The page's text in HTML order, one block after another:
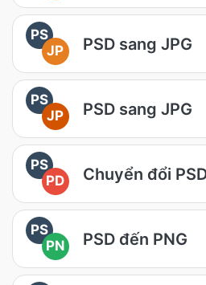
PS
JP
PSD sang JPG
PS
JP
PSD sang JPG
PS
PD
Chuyển đổi
PS
PN
PSD đến PNG